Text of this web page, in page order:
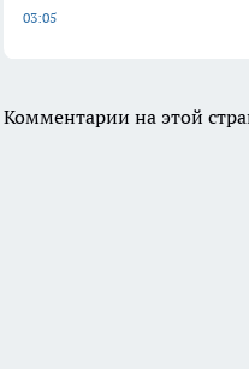
03:05
Комментарии на этой